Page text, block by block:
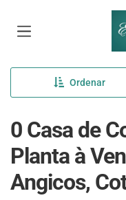
Ordenar
0 Casa de
Planta à
Angicos,